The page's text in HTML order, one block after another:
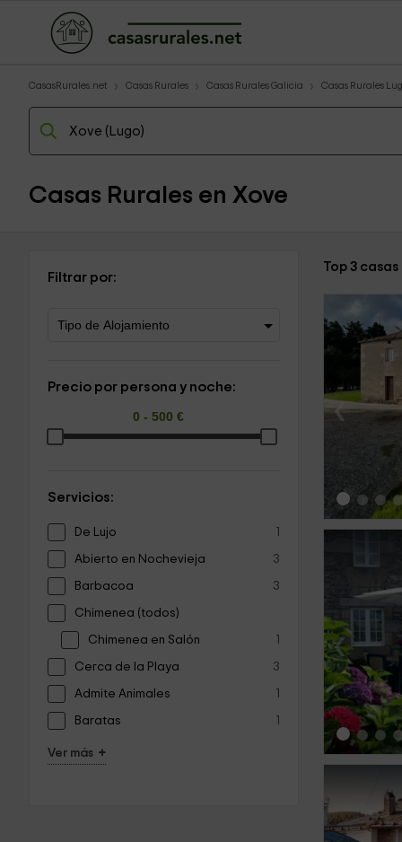
CasasRurales.net Casas Rurales Casas Rurales Galicia Casas Rurales
Casas Rurales en Xove
Filtrar por:
Precio por persona y noche:
Servicios:
De Lujo 1
Abierto en Nochevieja 3
Barbacoa 3
Chimenea (todos)
Chimenea en Salón 1
Cerca de la Playa 3
Admite Animales 1
Baratas 1
Ver más +
Top 3
‹
‹